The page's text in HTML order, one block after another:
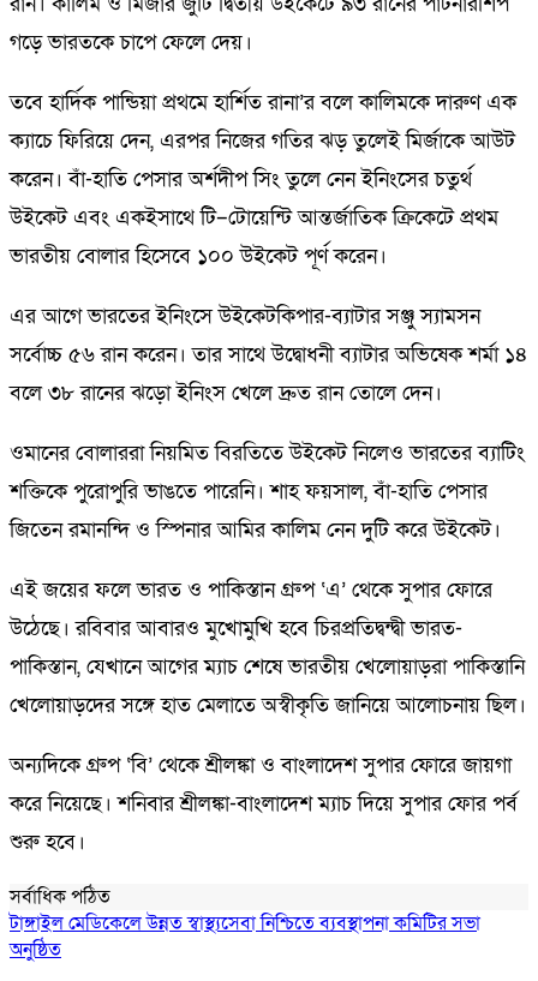
গড়ে ভারতকে চাপে ফেলে দেয়।
তবে হার্দিক পান্ডিয়া প্রথমে হার্শিত রানা’র বলে কালিমকে দারুণ এক
ক্যাচে ফিরিয়ে দেন, এরপর নিজের গতির ঝড় তুলেই মির্জাকে আউট
করেন। বাঁ-হাতি পেসার অর্শদীপ সিং তুলে নেন ইনিংসের চতুর্থ
উইকেট এবং একইসাথে টি–টোয়েন্টি আন্তর্জাতিক ক্রিকেটে প্রথম
ভারতীয় বোলার হিসেবে ১০০ উইকেট পূর্ণ করেন।
এর আগে ভারতের ইনিংসে উইকেটকিপার-ব্যাটার সঞ্জু স্যামসন
সর্বোচ্চ ৫৬ রান করেন। তার সাথে উদ্বোধনী ব্যাটার অভিষেক শর্মা ১৪
বলে ৩৮ রানের ঝড়ো ইনিংস খেলে দ্রুত রান তোলে দেন।
ওমানের বোলাররা নিয়মিত বিরতিতে উইকেট নিলেও ভারতের ব্যাটিং
শক্তিকে পুরোপুরি ভাঙতে পারেনি। শাহ ফয়সাল, বাঁ-হাতি পেসার
জিতেন রমানন্দি ও স্পিনার আমির কালিম নেন দুটি করে উইকেট।
এই জয়ের ফলে ভারত ও পাকিস্তান গ্রুপ ‘এ’ থেকে সুপার ফোরে
উঠেছে। রবিবার আবারও মুখোমুখি হবে চিরপ্রতিদ্বন্দ্বী ভারত-
পাকিস্তান, যেখানে আগের ম্যাচ শেষে ভারতীয় খেলোয়াড়রা পাকিস্তানি
খেলোয়াড়দের সঙ্গে হাত মেলাতে অস্বীকৃতি জানিয়ে আলোচনায় ছিল।
অন্যদিকে গ্রুপ ‘বি’ থেকে শ্রীলঙ্কা ও বাংলাদেশ সুপার ফোরে জায়গা
করে নিয়েছে। শনিবার শ্রীলঙ্কা-বাংলাদেশ ম্যাচ দিয়ে সুপার ফোর পর্ব
শুরু হবে।
সর্বাধিক পঠিত
টাঙ্গাইল মেডিকেলে উন্নত স্বাস্থ্যসেবা নিশ্চিতে ব্যবস্থাপনা কমিটির সভা
অনুষ্ঠিত